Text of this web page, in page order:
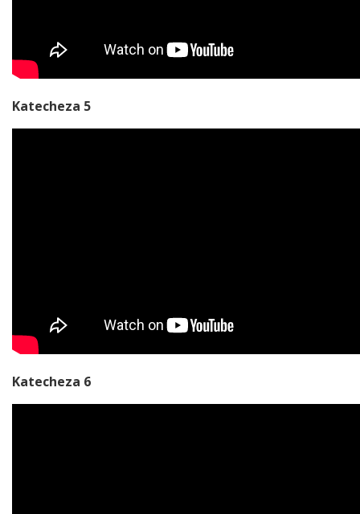
Katecheza 5
Katecheza 6